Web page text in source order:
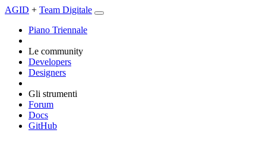
AGID + Team Digitale
Piano Triennale
Le community
Developers
Designers
Gli strumenti
Forum
Docs
GitHub